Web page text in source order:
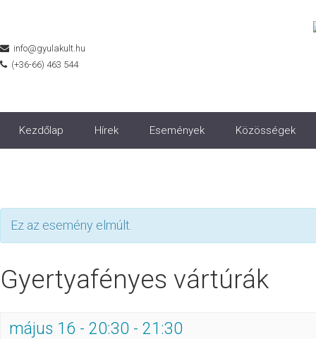
info@gyulakult.hu
(+36-66) 463 544
Kezdőlap Hírek Események Közösségek
Ez az esemény elmúlt.
Gyertyafényes vártúrák
május 16 - 20:30 - 21:30